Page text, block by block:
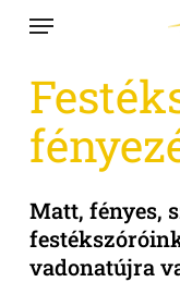
Skip
main
content
Menu
Matt, fényes,
vadonatújra